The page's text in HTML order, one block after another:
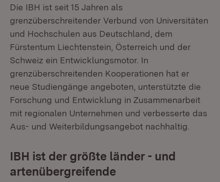
Die IBH ist seit 15 Jahren als
grenzüberschreitender Verbund von Universitäten
und Hochschulen aus Deutschland, dem
Fürstentum Liechtenstein, Österreich und der
Schweiz ein Entwicklungsmotor. In
grenzüberschreitenden Kooperationen hat er
neue Studiengänge angeboten, unterstützte die
Forschung und Entwicklung in Zusammenarbeit
mit regionalen Unternehmen und verbesserte das
Aus- und Weiterbildungsangebot nachhaltig.
IBH ist der größte länder - und
artenübergreifende